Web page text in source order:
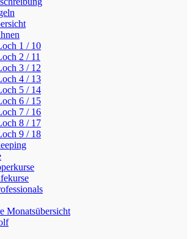
1 / 10
2 / 11
3 / 12
4 / 13
5 / 14
6 / 15
7 / 16
8 / 17
9 / 18
Monatsübersicht